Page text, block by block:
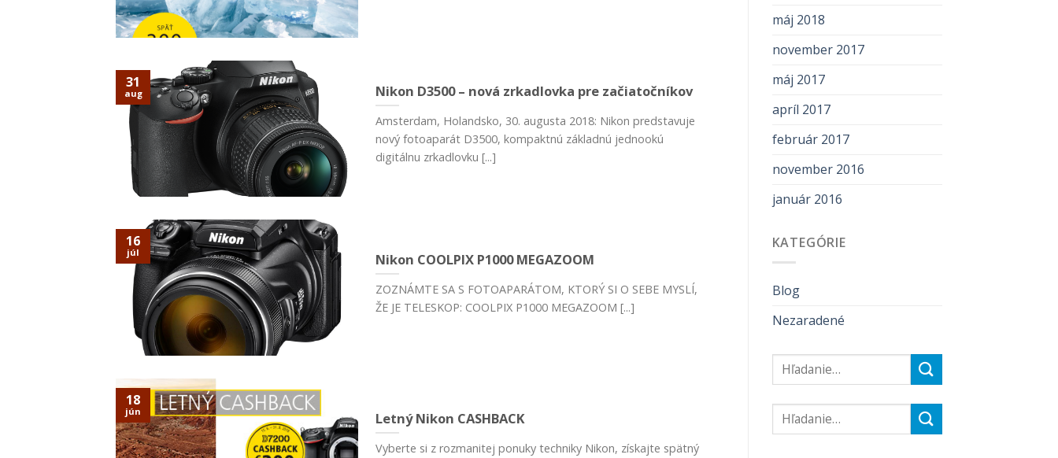
Nikon D3500 – nová zrkadlovka pre začiatočníkov
Amsterdam, Holandsko, 30. augusta 2018: Nikon predstavuje
nový fotoaparát D3500, kompaktnú základnú jednookú
digitálnu zrkadlovku [...]
31
aug
Nikon COOLPIX P1000 MEGAZOOM
ZOZNÁMTE SA S FOTOAPARÁTOM, KTORÝ SI O SEBE MYSLÍ,
ŽE JE TELESKOP: COOLPIX P1000 MEGAZOOM [...]
16
júl
Letný Nikon CASHBACK
Vyberte si z rozmanitej ponuky techniky Nikon, získajte spätný
18
jún
máj 2018
november 2017
máj 2017
apríl 2017
február 2017
november 2016
január 2016
KATEGÓRIE
Blog
Nezaradené